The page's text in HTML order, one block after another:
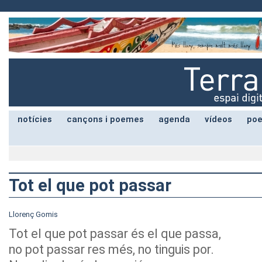
notícies cançons i poemes agenda vídeos
Tot el que pot passar
Llorenç Gomis
Tot el que pot passar és el que passa,
no pot passar res més, no tinguis por.